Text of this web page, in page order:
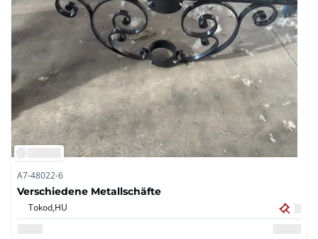
A7-48022-6
Verschiedene Metallschäfte
Tokod,HU